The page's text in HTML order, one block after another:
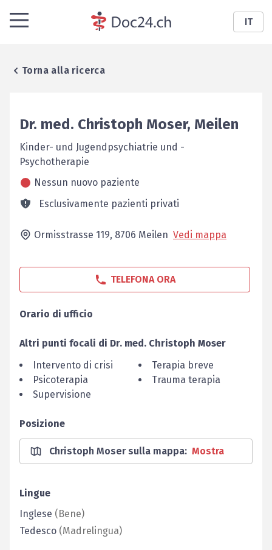
IT
Torna alla ricerca
Dr. med. Christoph Moser, Meilen
Kinder- und Jugendpsychiatrie und -
Psychotherapie
Nessun nuovo paziente
Esclusivamente pazienti privati
Ormisstrasse 119, 8706 Meilen Vedi mappa
TELEFONA ORA
Orario di ufficio
Altri punti focali di Dr. med. Christoph Moser
Intervento di crisi
Terapia breve
Psicoterapia
Trauma terapia
Supervisione
Posizione
Christoph Moser sulla mappa: Mostra
Lingue
Inglese (Bene)
Tedesco (Madrelingua)